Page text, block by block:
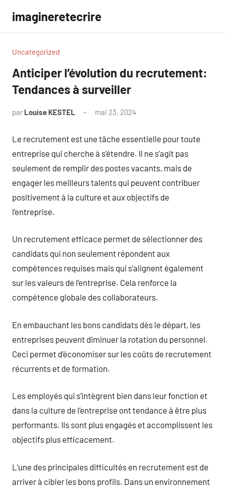
contenu
imagineretecrire
Uncategorized
Anticiper l’évolution du recrutement:
Tendances à surveiller
par Louise KESTEL mai 23, 2024
Le recrutement est une tâche essentielle pour toute
entreprise qui cherche à s’étendre. Il ne s’agit pas
seulement de remplir des postes vacants, mais de
engager les meilleurs talents qui peuvent contribuer
positivement à la culture et aux objectifs de
l’entreprise.
Un recrutement efficace permet de sélectionner des
candidats qui non seulement répondent aux
compétences requises mais qui s’alignent également
sur les valeurs de l’entreprise. Cela renforce la
compétence globale des collaborateurs.
En embauchant les bons candidats dès le départ, les
entreprises peuvent diminuer la rotation du personnel.
Ceci permet d’économiser sur les coûts de recrutement
récurrents et de formation.
Les employés qui s’intègrent bien dans leur fonction et
dans la culture de l’entreprise ont tendance à être plus
performants. Ils sont plus engagés et accomplissent les
objectifs plus efficacement.
L’une des principales difficultés en recrutement est de
arriver à cibler les bons profils. Dans un environnement